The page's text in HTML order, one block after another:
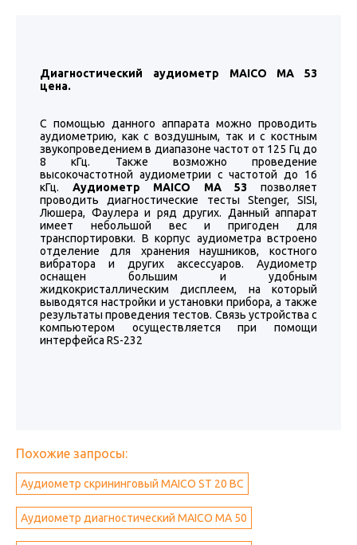
Диагностический аудиометр MAICO МА 53
цена.
С помощью данного аппарата можно проводить
аудиометрию, как с воздушным, так и с костным
звукопроведением в диапазоне частот от 125 Гц до
8 кГц. Также возможно проведение
высокочастотной аудиометрии с частотой до 16
кГц. Аудиометр MAICO МА 53 позволяет
проводить диагностические тесты Stenger, SISI,
Люшера, Фаулера и ряд других. Данный аппарат
имеет небольшой вес и пригоден для
транспортировки. В корпус аудиометра встроено
отделение для хранения наушников, костного
вибратора и других аксессуаров. Аудиометр
оснащен большим и удобным
жидкокристаллическим дисплеем, на который
выводятся настройки и установки прибора, а также
результаты проведения тестов. Связь устройства с
компьютером осуществляется при помощи
интерфейса RS-232
Похожие запросы:
Аудиометр скрининговый MAICO ST 20 BC
Аудиометр диагностический MAICO МА 50